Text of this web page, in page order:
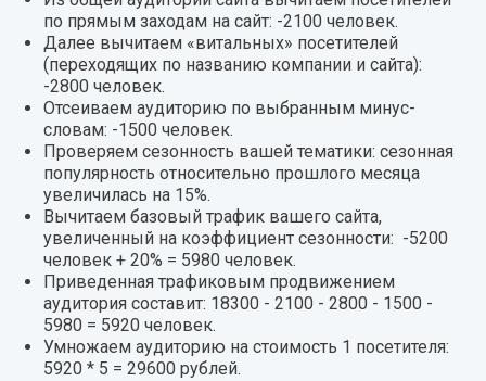
по прямым заходам на сайт: -2100 человек.
Далее вычитаем «витальных» посетителей
(переходящих по названию компании и сайта):
-2800 человек.
Отсеиваем аудиторию по выбранным минус-
словам: -1500 человек.
Проверяем сезонность вашей тематики: сезонная
популярность относительно прошлого месяца
увеличилась на 15%.
Вычитаем базовый трафик вашего сайта,
увеличенный на коэффициент сезонности: -5200
человек + 20% = 5980 человек.
Приведенная трафиковым продвижением
аудитория составит: 18300 - 2100 - 2800 - 1500 -
5980 = 5920 человек.
Умножаем аудиторию на стоимость 1 посетителя:
5920 * 5 = 29600 рублей.